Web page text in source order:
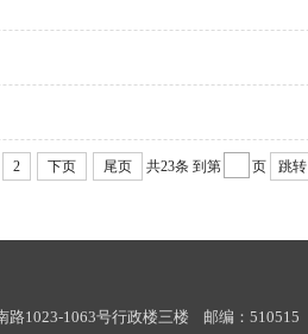
2 下页 尾页 共23条 到第 页 跳转
1023-1063号行政楼三楼 邮编：510515